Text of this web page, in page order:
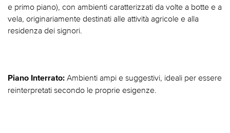
e primo piano), con ambienti caratterizzati da volte a botte e a
vela, originariamente destinati alle attività agricole e alla
residenza dei signori.
Piano Interrato: Ambienti ampi e suggestivi, ideali per essere
reinterpretati secondo le proprie esigenze.